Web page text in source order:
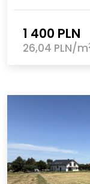
1 400 PLN
26,04 PLN/m